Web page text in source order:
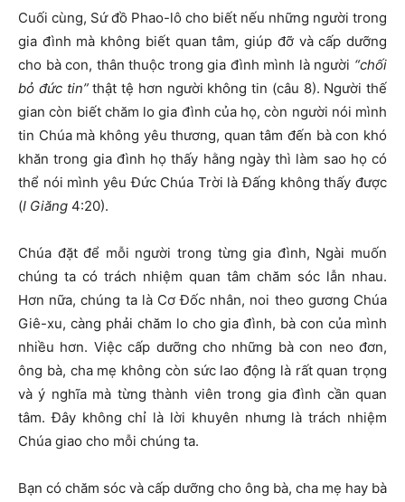
Cuối cùng, Sứ đồ Phao-lô cho biết nếu những người trong
gia đình mà không biết quan tâm, giúp đỡ và cấp dưỡng
cho bà con, thân thuộc trong gia đình mình là người “chối
bỏ đức tin”thật tệ hơn người không tin (câu 8). Người thế
gian còn biết chăm lo gia đình của họ, còn người nói mình
tin Chúa mà không yêu thương, quan tâm đến bà con khó
khăn trong gia đình họ thấy hằng ngày thì làm sao họ có
thể nói mình yêu Đức Chúa Trời là Đấng không thấy được
(I Giăng 4:20).
Chúa đặt để mỗi người trong từng gia đình, Ngài muốn
chúng ta có trách nhiệm quan tâm chăm sóc lẫn nhau.
Hơn nữa, chúng ta là Cơ Đốc nhân, noi theo gương Chúa
Giê-xu, càng phải chăm lo cho gia đình, bà con của mình
nhiều hơn. Việc cấp dưỡng cho những bà con neo đơn,
ông bà, cha mẹ không còn sức lao động là rất quan trọng
và ý nghĩa mà từng thành viên trong gia đình cần quan
tâm. Đây không chỉ là lời khuyên nhưng là trách nhiệm
Chúa giao cho mỗi chúng ta.
Bạn có chăm sóc và cấp dưỡng cho ông bà, cha mẹ hay bà